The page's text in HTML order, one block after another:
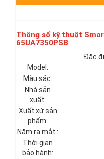
Thông số kỹ thuật
65UA7350PSB
Đặc
Model:
Màu sắc:
Nhà sản
xuất:
Xuất xứ sản
phẩm:
Năm ra mắt :
Thời gian
bảo hành: